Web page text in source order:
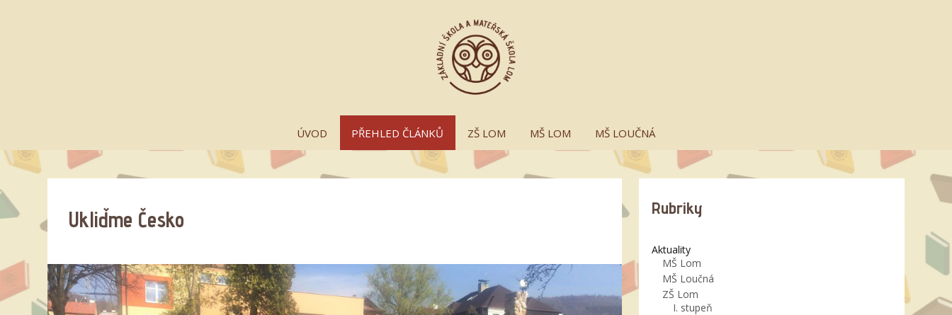
ÚVOD PŘEHLED ČLÁNKŮ ZŠ LOM MŠ LOM MŠ LOUČNÁ
Ukliďme Česko Rubriky
Aktuality
MŠ Lom
MŠ Loučná
ZŠ Lom
I. stupeň